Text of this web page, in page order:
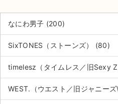
なにわ男子 (200)
SixTONES（ストーンズ） (80)
timelesz（タイムレス／旧Sexy
WEST.（ウエスト／旧ジャニー